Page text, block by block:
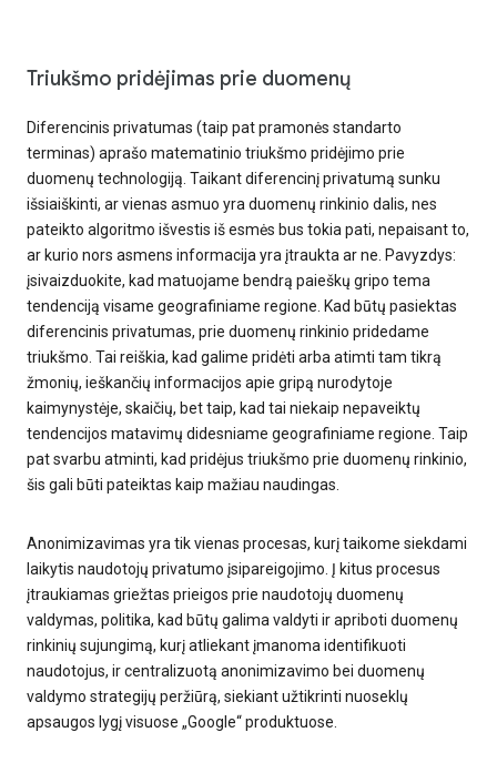
Triukšmo pridėjimas prie duomenų
Diferencinis privatumas (taip pat pramonės standarto
terminas) aprašo matematinio triukšmo pridėjimo prie
duomenų technologiją. Taikant diferencinį privatumą sunku
išsiaiškinti, ar vienas asmuo yra duomenų rinkinio dalis, nes
pateikto algoritmo išvestis iš esmės bus tokia pati, nepaisant to,
ar kurio nors asmens informacija yra įtraukta ar ne. Pavyzdys:
įsivaizduokite, kad matuojame bendrą paieškų gripo tema
tendenciją visame geografiniame regione. Kad būtų pasiektas
diferencinis privatumas, prie duomenų rinkinio pridedame
triukšmo. Tai reiškia, kad galime pridėti arba atimti tam tikrą
žmonių, ieškančių informacijos apie gripą nurodytoje
kaimynystėje, skaičių, bet taip, kad tai niekaip nepaveiktų
tendencijos matavimų didesniame geografiniame regione. Taip
pat svarbu atminti, kad pridėjus triukšmo prie duomenų rinkinio,
šis gali būti pateiktas kaip mažiau naudingas.
Anonimizavimas yra tik vienas procesas, kurį taikome siekdami
laikytis naudotojų privatumo įsipareigojimo. Į kitus procesus
įtraukiamas griežtas prieigos prie naudotojų duomenų
valdymas, politika, kad būtų galima valdyti ir apriboti duomenų
rinkinių sujungimą, kurį atliekant įmanoma identifikuoti
naudotojus, ir centralizuotą anonimizavimo bei duomenų
valdymo strategijų peržiūrą, siekiant užtikrinti nuoseklų
apsaugos lygį visuose „Google“ produktuose.